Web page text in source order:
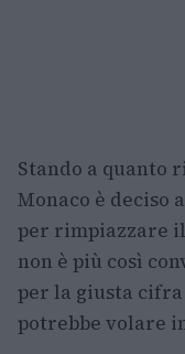
Stando a quanto
Monaco è deciso
per rimpiazzare
non è più così
per la giusta cifra
potrebbe volare